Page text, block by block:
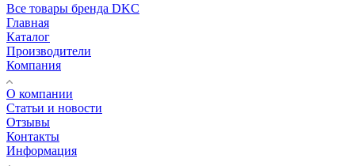
Все товары бренда DKC
Главная
Каталог
Производители
Компания
О компании
Статьи и новости
Отзывы
Контакты
Информация